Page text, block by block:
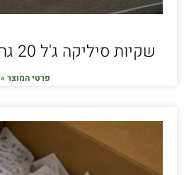
שקיות סיליקה ג'ל 20 גרם לספיחת לחות
פרטי המוצר »